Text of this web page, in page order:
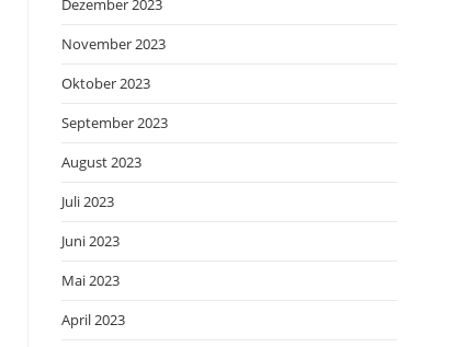
Dezember 2023
November 2023
Oktober 2023
September 2023
August 2023
Juli 2023
Juni 2023
Mai 2023
April 2023